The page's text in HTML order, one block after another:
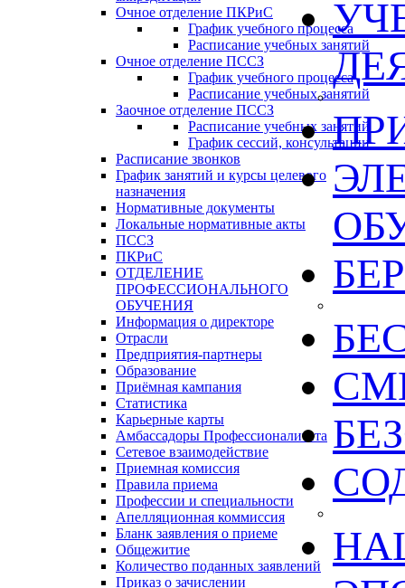
Очное отделение ПКРиС
График учебного процесса
Расписание учебных занятий
Очное отделение ПССЗ
График учебного процесса
Расписание учебных занятий
Заочное отделение ПССЗ
Расписание учебных занятий
График сессий, консультации
Расписание звонков
График занятий и курсы целевого
назначения
Нормативные документы
Локальные нормативные акты
ПССЗ
ПКРиС
ОТДЕЛЕНИЕ
ПРОФЕССИОНАЛЬНОГО
ОБУЧЕНИЯ
Информация о директоре
Отрасли
Предприятия-партнеры
Образование
Приёмная кампания
Статистика
Карьерные карты
Амбассадоры Профессионалитета
Сетевое взаимодействие
Приемная комиссия
Правила приема
Профессии и специальности
Апелляционная коммиссия
Бланк заявления о приеме
Общежитие
Количество поданных заявлений
Приказ о зачислении